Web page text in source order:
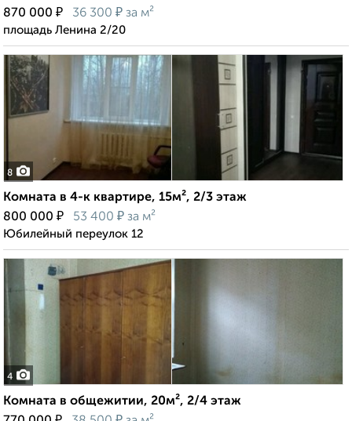
870 000 ₽ 36 300 ₽ за м²
площадь Ленина 2/20
8
Комната в 4-к квартире, 15м², 2/3 этаж
800 000 ₽ 53 400 ₽ за м²
Юбилейный переулок 12
4
Комната в общежитии, 20м², 2/4 этаж